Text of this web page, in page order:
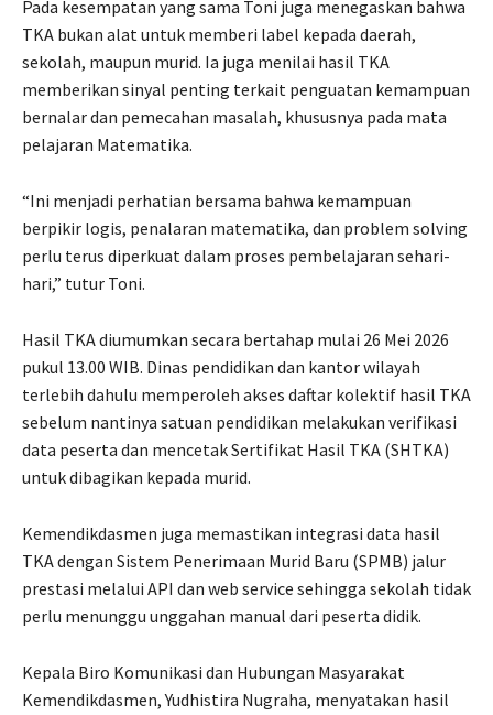
Pada kesempatan yang sama Toni juga menegaskan bahwa
TKA bukan alat untuk memberi label kepada daerah,
sekolah, maupun murid. Ia juga menilai hasil TKA
memberikan sinyal penting terkait penguatan kemampuan
bernalar dan pemecahan masalah, khususnya pada mata
pelajaran Matematika.
“Ini menjadi perhatian bersama bahwa kemampuan
berpikir logis, penalaran matematika, dan problem solving
perlu terus diperkuat dalam proses pembelajaran sehari-
hari,” tutur Toni.
Hasil TKA diumumkan secara bertahap mulai 26 Mei 2026
pukul 13.00 WIB. Dinas pendidikan dan kantor wilayah
terlebih dahulu memperoleh akses daftar kolektif hasil TKA
sebelum nantinya satuan pendidikan melakukan verifikasi
data peserta dan mencetak Sertifikat Hasil TKA (SHTKA)
untuk dibagikan kepada murid.
Kemendikdasmen juga memastikan integrasi data hasil
TKA dengan Sistem Penerimaan Murid Baru (SPMB) jalur
prestasi melalui API dan web service sehingga sekolah tidak
perlu menunggu unggahan manual dari peserta didik.
Kepala Biro Komunikasi dan Hubungan Masyarakat
Kemendikdasmen, Yudhistira Nugraha, menyatakan hasil